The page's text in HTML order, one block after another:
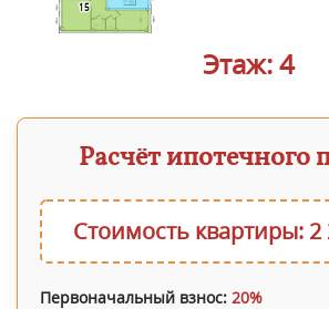
15
Этаж: 4
Расчёт ипотечного
Стоимость квартиры: 2
Первоначальный взнос: 20%